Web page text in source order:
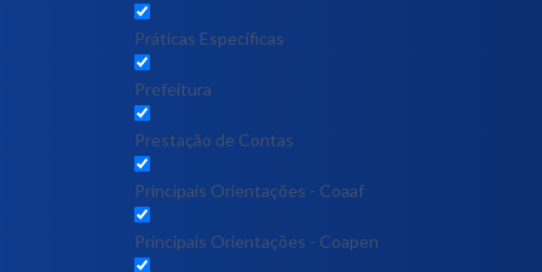
Práticas Específicas
Prefeitura
Prestação de Contas
Principais Orientações - Coaaf
Principais Orientações - Coapen